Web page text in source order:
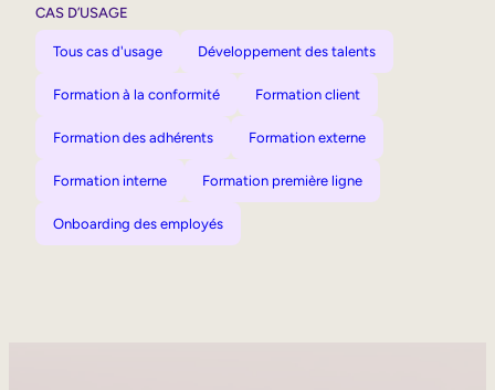
CAS D’USAGE
Tous cas d'usage Développement des talents
Formation à la conformité Formation client
Formation des adhérents Formation externe
Formation interne Formation première ligne
Onboarding des employés